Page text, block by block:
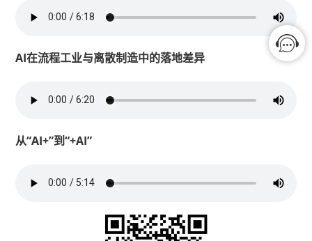
AI在流程工业与离散制造中的落地差异
从“AI+”到“+AI”